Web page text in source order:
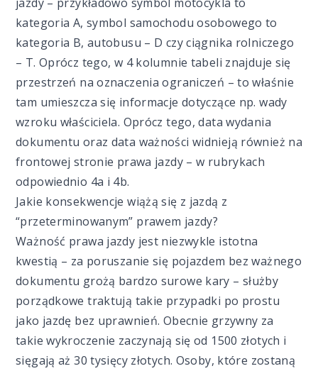
kategoria A, symbol samochodu osobowego to
kategoria B, autobusu – D czy ciągnika rolniczego
– T. Oprócz tego, w 4 kolumnie tabeli znajduje się
przestrzeń na oznaczenia ograniczeń – to właśnie
tam umieszcza się informacje dotyczące np. wady
wzroku właściciela. Oprócz tego, data wydania
dokumentu oraz data ważności widnieją również na
frontowej stronie prawa jazdy – w rubrykach
odpowiednio 4a i 4b.
Jakie konsekwencje wiążą się z jazdą z
“przeterminowanym” prawem jazdy?
Ważność prawa jazdy jest niezwykle istotna
kwestią – za poruszanie się pojazdem bez ważnego
dokumentu grożą bardzo surowe kary – służby
porządkowe traktują takie przypadki po prostu
jako jazdę bez uprawnień. Obecnie grzywny za
takie wykroczenie zaczynają się od 1500 złotych i
sięgają aż 30 tysięcy złotych. Osoby, które zostaną